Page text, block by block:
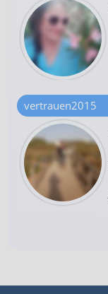
vertrauen2015